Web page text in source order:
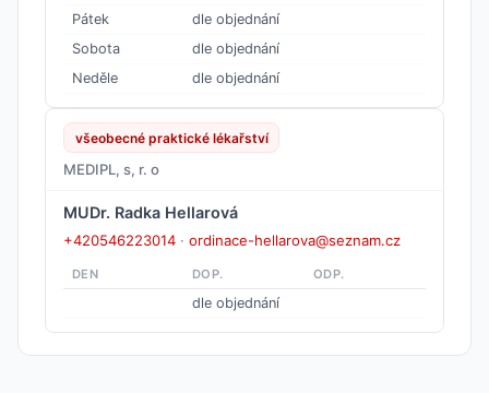
Pátek
dle objednání
Sobota
dle objednání
Neděle
dle objednání
všeobecné praktické lékařství
MEDIPL, s, r. o
MUDr. Radka Hellarová
+420546223014 · ordinace-hellarova@seznam.cz
DEN DOP. ODP.
dle objednání